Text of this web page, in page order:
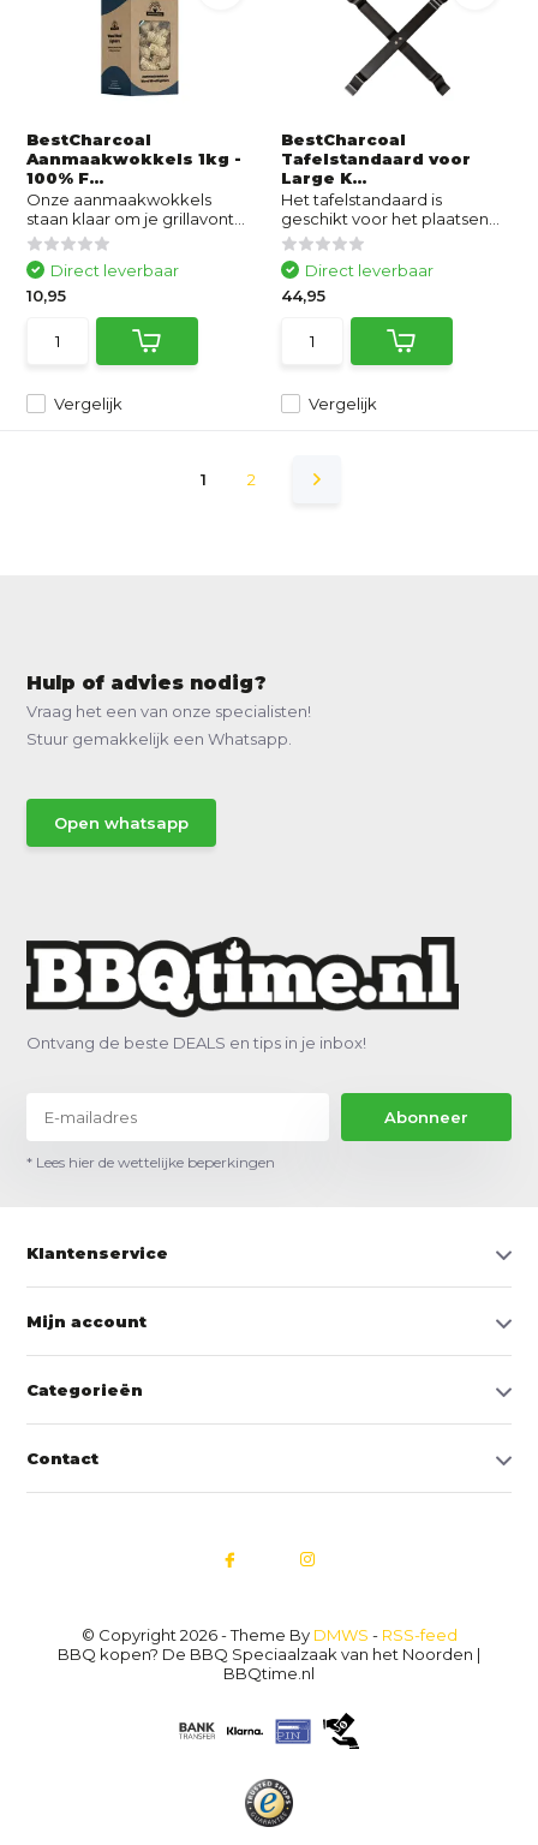
BestCharcoal
Aanmaakwokkels 1kg -
100% F...
Onze aanmaakwokkels
staan klaar om je grillavont...
Vergelijk
Direct leverbaar
10,95
BestCharcoal
Tafelstandaard voor
Large K...
Het tafelstandaard is
geschikt voor het plaatsen...
Vergelijk
Direct leverbaar
44,95
1 2
Hulp of advies nodig?
Vraag het een van onze specialisten!
Stuur gemakkelijk een Whatsapp.
Open whatsapp
Ontvang de beste DEALS en tips in je inbox!
Abonneer
* Lees hier de wettelijke beperkingen
Klantenservice
Mijn account
Categorieën
Contact
© Copyright 2026 - Theme By DMWS - RSS-feed
BBQ kopen? De BBQ Speciaalzaak van het Noorden |
BBQtime.nl